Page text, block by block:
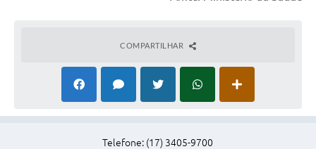
COMPARTILHAR
Telefone: (17) 3405-9700